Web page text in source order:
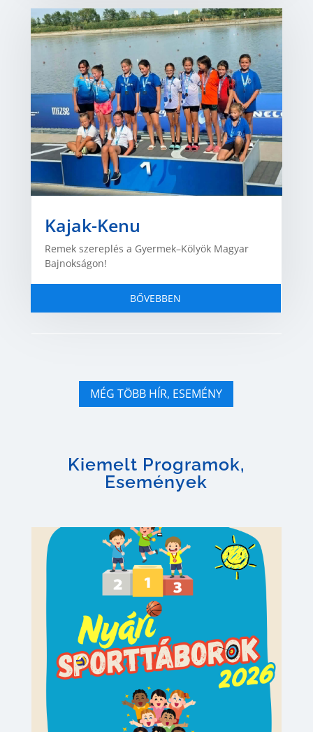
Kajak-Kenu
Remek szereplés a Gyermek–Kölyök Magyar
Bajnokságon!
BŐVEBBEN
MÉG TÖBB HÍR, ESEMÉNY
Kiemelt Programok,
Események
Nyári Sporttáborok
A Szolnoki Sportcentrum idén is
megrendezi a közkedvelt